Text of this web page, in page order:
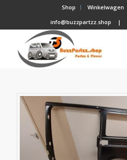
Shop Winkelwagen
info@buzzpartzz.shop
|